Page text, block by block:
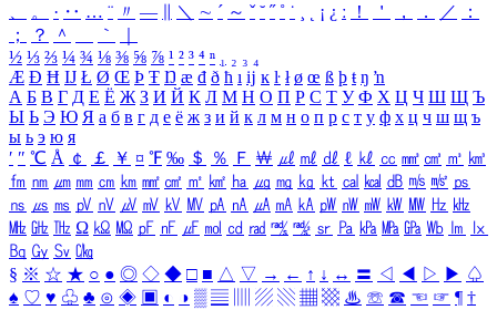
、
。 · ‥ … ¨ 〃 ― ＼ ∼ ´ ～ ˇ ˘ ˝ ˚ ˙ ¸ ¡ ¿ ː ！ ＇ ， ． ／
：
；
？ ＾ ｀
½ ⅓ ⅔ ¼ ¾ ⅛ ⅜ ⅝ ⅞ ¹ ² ³ ⁴ ⁿ ₁ ₂ ₃ ₄
Æ Ð Ħ Ĳ Ł Ø Œ Þ Ŧ Ŋ æ đ ð ħ ı ĳ ĸ ŀ ł ø œ ß þ ŧ ŋ ŉ
А Б В Г Д Е Ё Ж З И Й К Л М Н О П Р С Т У Ф Х Ц Ч Ш Щ Ъ
Ы Ь Э Ю Я а б в г д е ё ж з и й к л м н о п р с т у ф х ц ч ш щ ъ
ы ь э ю я
′ ″ ℃ Å ￠ ￡ ￥ ¤ ℉ ‰ ＄ ％ Ｆ ￦ ㎕ ㎖ ㎗ ℓ ㎘ ㏄ ㎣ ㎤ ㎥ ㎦
㎙ ㎚ ㎛ ㎜ ㎝ ㎞ ㎟ ㎠ ㎡ ㎢ ㏊ ㎍ ㎎ ㎏ ㏏ ㎈ ㎉ ㏈ ㎧ ㎨ ㎰
㎱ ㎲ ㎳ ㎴ ㎵ ㎶ ㎷ ㎸ ㎹ ㎀ ㎁ ㎂ ㎃ ㎄ ㎺ ㎻ ㎽ ㎾ ㎿ ㎐ ㎑
㎒ ㎓ ㎔ Ω ㏀ ㏁ ㎊ ㎋ ㎌ ㏖ ㏅ ㎭ ㎮ ㎯ ㏛ ㎩ ㎪ ㎫ ㎬ ㏝ ㏐
㏓
㏃ ㏉ ㏜ ㏆
§ ※ ☆ ★ ○ ● ◎ ◇ ◆ □ ■ △ ▽ → ← ↑ ↓ ↔ 〓 ◁ ◀ ▷ ▶ ♤
♠ ♡ ♥ ♧ ♣ ⊙ ◈ ▣ ◐ ◑ ▒ ▤ ▨ ▧ ▦ ▩ ♨ ☏ ☎ ☜ ☞ ¶ †